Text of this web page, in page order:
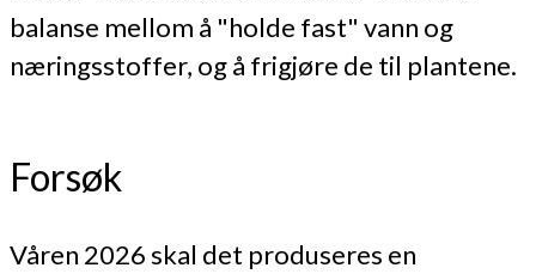
balanse mellom å "holde fast" vann og
næringsstoffer, og å frigjøre de til plantene.
Forsøk
Våren 2026 skal det produseres en